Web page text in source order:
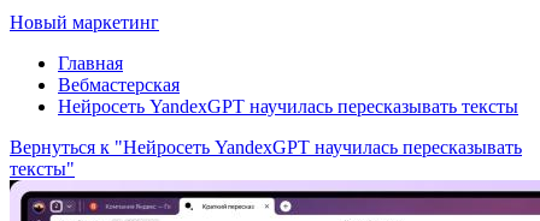
Новый маркетинг
Главная
Вебмастерская
Нейросеть YandexGPT научилась пересказывать тексты
Вернуться к "Нейросеть YandexGPT научилась пересказывать
тексты"